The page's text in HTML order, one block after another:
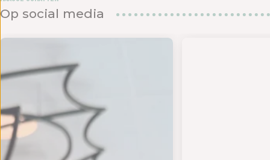
Op social media
in het
DE ZOMER - Op 18 en 19 juli bundelen twee s
- TIJD VOOR EEN